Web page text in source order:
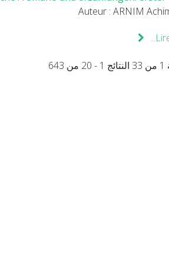
Auteur : ARNIM